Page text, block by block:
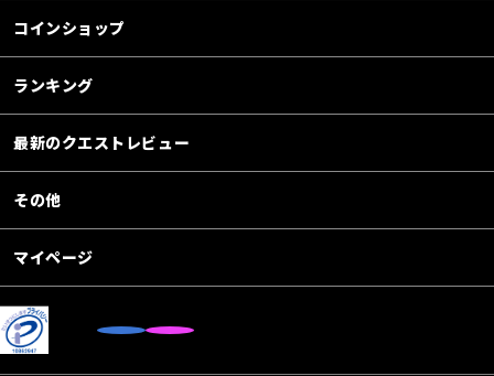
コインショップ
ランキング
最新のクエストレビュー
その他
マイページ